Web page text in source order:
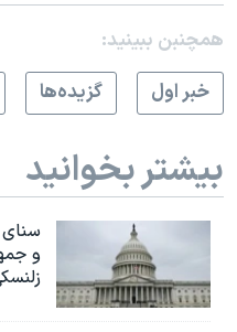
همچنبن ببینید:
خبر اول
گزيده‌ها
بیشتر بخوانید
سنای
و